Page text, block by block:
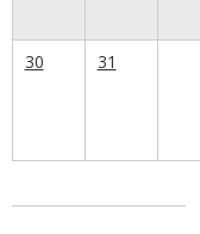
30 31